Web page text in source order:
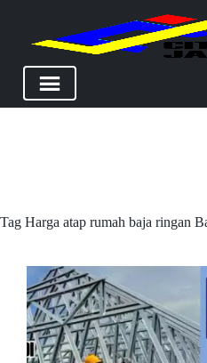
Tag Harga atap rumah baja ringan